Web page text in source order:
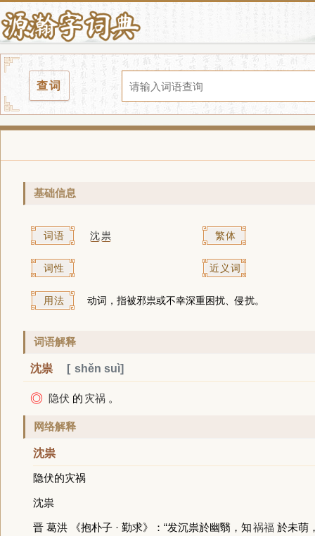
查词
基础信息
词语 沈祟 繁体
词性 近义词
用法 动词，指被邪祟或不幸深重困扰、侵扰。
词语解释
沈祟 shěn suì
◎ 隐伏 的 灾祸 。
网络解释
沈祟
隐伏的灾祸
沈祟
晋 葛洪 《抱朴子 · 勤求》：“发沉祟於幽翳，知祸福 於未萌